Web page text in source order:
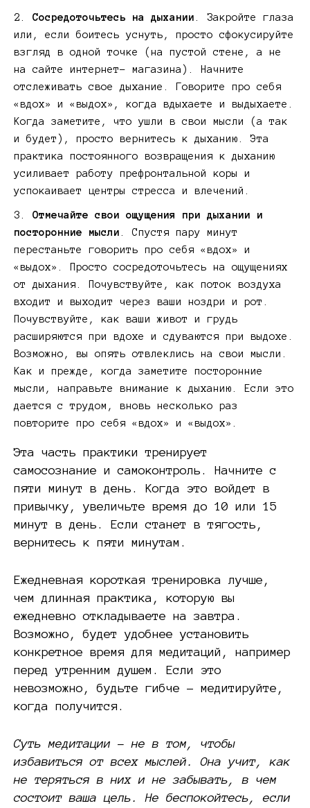
Сосредоточьтесь на дыхании . Закройте глаза
или, если боитесь уснуть, просто сфокусируйте
взгляд в одной точке (на пустой стене, а не
на сайте интернет- магазина). Начните
отслеживать свое дыхание. Говорите про себя
«вдох» и «выдох», когда вдыхаете и выдыхаете.
Когда заметите, что ушли в свои мысли (а так
и будет), просто вернитесь к дыханию. Эта
практика постоянного возвращения к дыханию
усиливает работу префронтальной коры и
успокаивает центры стресса и влечений.
Отмечайте свои ощущения при дыхании и
посторонние мысли . Спустя пару минут
перестаньте говорить про себя «вдох» и
«выдох». Просто сосредоточьтесь на ощущениях
от дыхания. Почувствуйте, как поток воздуха
входит и выходит через ваши ноздри и рот.
Почувствуйте, как ваши живот и грудь
расширяются при вдохе и сдуваются при выдохе.
Возможно, вы опять отвлеклись на свои мысли.
Как и прежде, когда заметите посторонние
мысли, направьте внимание к дыханию. Если это
дается с трудом, вновь несколько раз
повторите про себя «вдох» и «выдох».
Эта часть практики тренирует
самосознание и самоконтроль. Начните с
пяти минут в день. Когда это войдет в
привычку, увеличьте время до 10 или 15
минут в день. Если станет в тягость,
вернитесь к пяти минутам.
Ежедневная короткая тренировка лучше,
чем длинная практика, которую вы
ежедневно откладываете на завтра.
Возможно, будет удобнее установить
конкретное время для медитаций, например
перед утренним душем. Если это
невозможно, будьте гибче – медитируйте,
когда получится.
Суть медитации – не в том, чтобы
избавиться от всех мыслей. Она учит, как
не теряться в них и не забывать, в чем
состоит ваша цель. Не беспокойтесь, если